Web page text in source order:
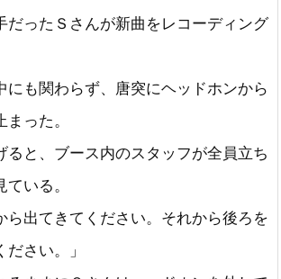
だったＳさんが新曲をレコーディング
にも関わらず、唐突にヘッドホンから
った。
ると、ブース内のスタッフが全員立ち
ている。
ら出てきてください。それから後ろを
さい。」